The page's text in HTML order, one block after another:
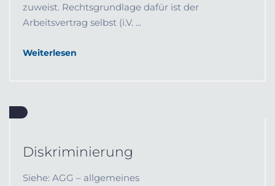
zuweist. Rechtsgrundlage dafür ist der
Arbeitsvertrag selbst (i.V. ...
Weiterlesen
Diskriminierung
Siehe: AGG – allgemeines